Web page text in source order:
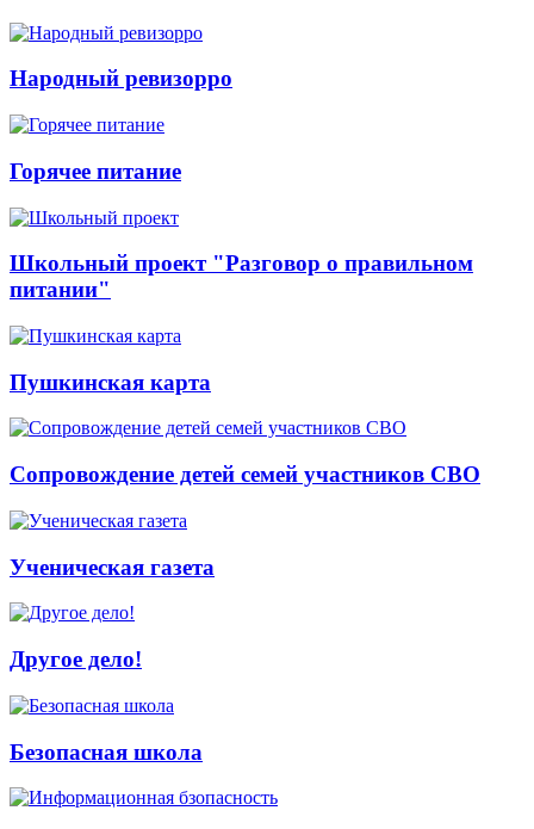
Народный ревизорро
Горячее питание
Школьный проект "Разговор о правильном
питании"
Пушкинская карта
Сопровождение детей семей участников СВО
Ученическая газета
Другое дело!
Безопасная школа